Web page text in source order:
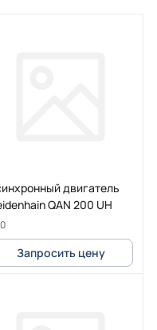
двигатель
QAN 200 UH
0
Запросить цену